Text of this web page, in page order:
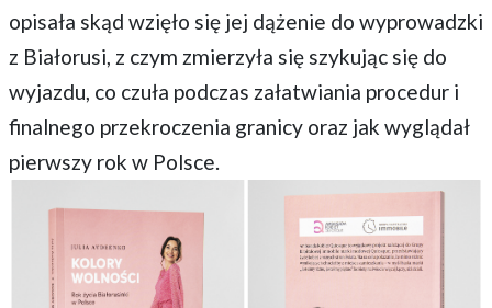
opisała skąd wzięło się jej dążenie do wyprowadzki
z Białorusi, z czym zmierzyła się szykując się do
wyjazdu, co czuła podczas załatwiania procedur i
finalnego przekroczenia granicy oraz jak wyglądał
pierwszy rok w Polsce.